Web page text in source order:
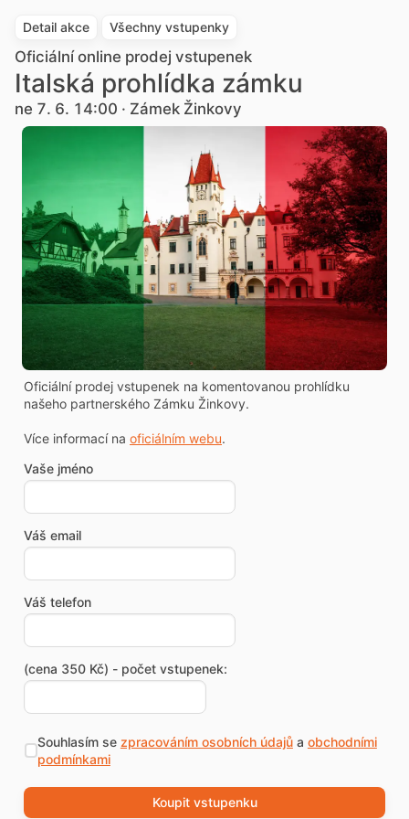
Detail akce Všechny vstupenky
Oficiální online prodej vstupenek
Italská prohlídka zámku
ne 7. 6. 14:00 · Zámek Žinkovy
Oficiální prodej vstupenek na komentovanou prohlídku
našeho partnerského Zámku Žinkovy.
Více informací na oficiálním webu.
Vaše jméno
Váš email
Váš telefon
(cena 350 Kč) - počet vstupenek:
Souhlasím se zpracováním osobních údajůa obchodními
podmínkami
Koupit vstupenku